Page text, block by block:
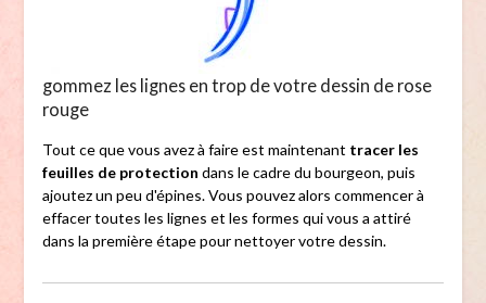
gommez les lignes en trop de votre dessin de rose
rouge
Tout ce que vous avez à faire est maintenant tracer les
feuilles de protection dans le cadre du bourgeon, puis
ajoutez un peu d'épines. Vous pouvez alors commencer à
effacer toutes les lignes et les formes qui vous a attiré
dans la première étape pour nettoyer votre dessin.